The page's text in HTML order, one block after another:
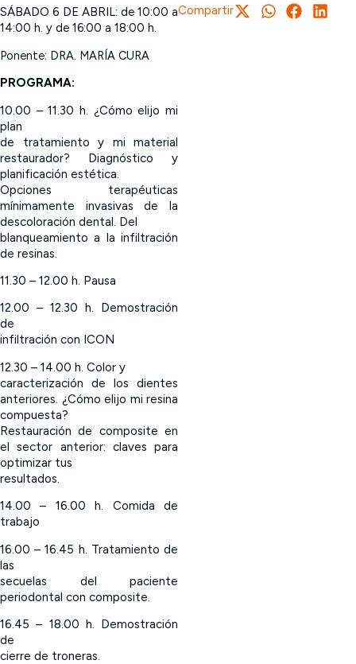
SÁBADO 6 DE ABRIL: de 10:00 a
14:00 h. y de 16:00 a 18:00 h.
Ponente: DRA. MARÍA CURA
PROGRAMA:
10.00 – 11.30 h. ¿Cómo elijo mi
plan
de tratamiento y mi material
restaurador? Diagnóstico y
planificación estética.
Opciones terapéuticas
mínimamente invasivas de la
descoloración dental. Del
blanqueamiento a la infiltración
de resinas.
11.30 – 12.00 h. Pausa
12.00 – 12.30 h. Demostración
de
infiltración con ICON
12.30 – 14.00 h. Color y
caracterización de los dientes
anteriores. ¿Cómo elijo mi resina
compuesta?
Restauración de composite en
el sector anterior: claves para
optimizar tus
resultados.
14.00 – 16.00 h. Comida de
trabajo
16.00 – 16.45 h. Tratamiento de
las
secuelas del paciente
periodontal con composite.
16.45 – 18.00 h. Demostración
de
cierre de troneras.
Compartir